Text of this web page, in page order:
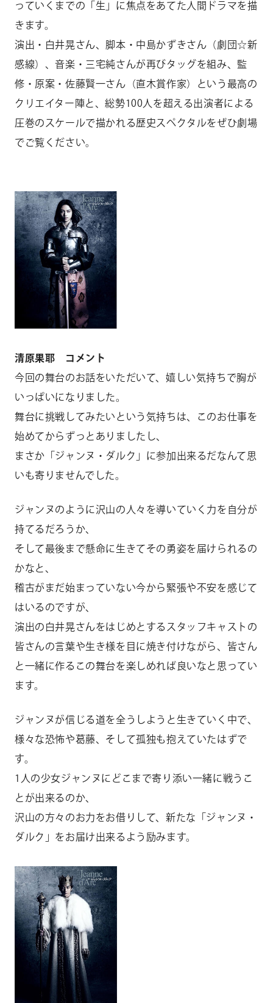
っていくまでの「生」に焦点をあてた人間ドラマを描
きます。
演出・白井晃さん、脚本・中島かずきさん（劇団☆新
感線）、音楽・三宅純さんが再びタッグを組み、監
修・原案・佐藤賢一さん（直木賞作家）という最高の
クリエイター陣と、総勢100人を超える出演者による
圧巻のスケールで描かれる歴史スペクタルをぜひ劇場
でご覧ください。
清原果耶 コメント
今回の舞台のお話をいただいて、嬉しい気持ちで胸が
いっぱいになりました。
舞台に挑戦してみたいという気持ちは、このお仕事を
始めてからずっとありましたし、
まさか「ジャンヌ・ダルク」に参加出来るだなんて思
いも寄りませんでした。
ジャンヌのように沢山の人々を導いていく力を自分が
持てるだろうか、
そして最後まで懸命に生きてその勇姿を届けられるの
かなと、
稽古がまだ始まっていない今から緊張や不安を感じて
はいるのですが、
演出の白井晃さんをはじめとするスタッフキャストの
皆さんの言葉や生き様を目に焼き付けながら、皆さん
と一緒に作るこの舞台を楽しめれば良いなと思ってい
ます。
ジャンヌが信じる道を全うしようと生きていく中で、
様々な恐怖や葛藤、そして孤独も抱えていたはずで
す。
1人の少女ジャンヌにどこまで寄り添い一緒に戦うこ
とが出来るのか、
沢山の方々のお力をお借りして、新たな「ジャンヌ・
ダルク」をお届け出来るよう励みます。